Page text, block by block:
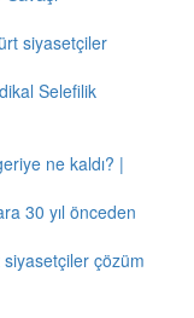
siyasetçiler
Selefilik
ne kaldı? |
30 yıl önceden
çözüm